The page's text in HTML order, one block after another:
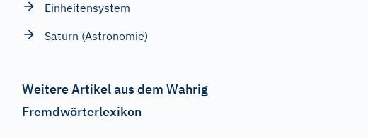
Einheitensystem
Saturn (Astronomie)
Weitere Artikel aus dem Wahrig
Fremdwörterlexikon